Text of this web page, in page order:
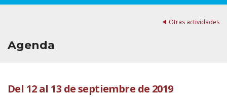
Otras actividades
Agenda
Del 12 al 13 de septiembre de 2019